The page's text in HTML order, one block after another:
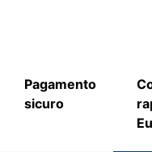
Pagamento
sicuro